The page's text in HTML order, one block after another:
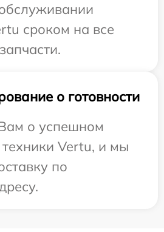
сроком на все
о готовности
о успешном
Vertu, и мы
по